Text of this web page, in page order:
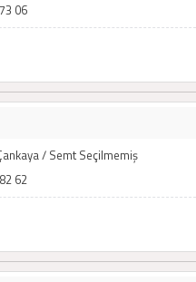
06
/ Semt Seçilmemiş
62